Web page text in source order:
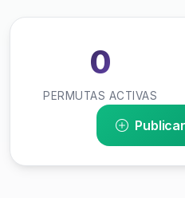
0
PERMUTAS ACTIVAS